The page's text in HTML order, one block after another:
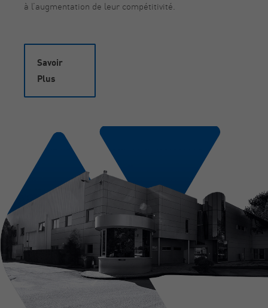
à l’augmentation de leur compétitivité.
Savoir
Plus